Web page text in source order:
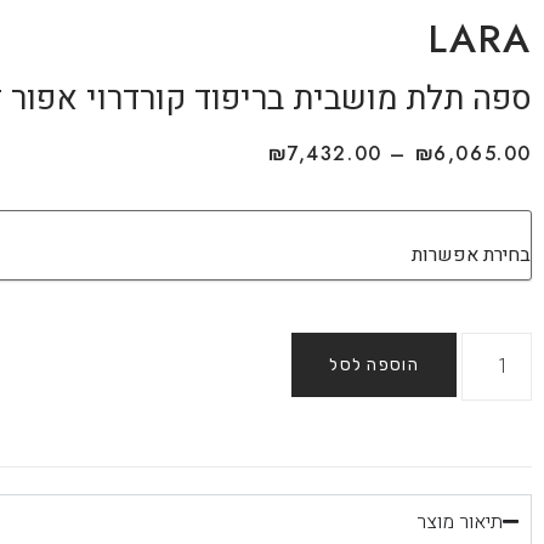
LARA
ספה תלת מושבית בריפוד קורדרוי
₪6,065.00
–
₪7,432.00
הוספה לסל
תיאור מוצר